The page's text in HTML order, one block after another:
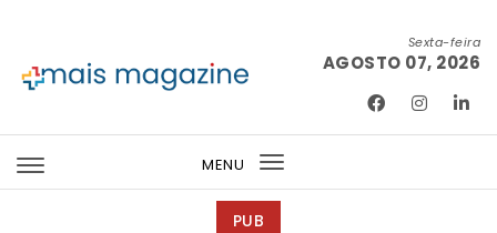
Sexta-feira
AGOSTO 07, 2026
MENU
Toggle
PUB